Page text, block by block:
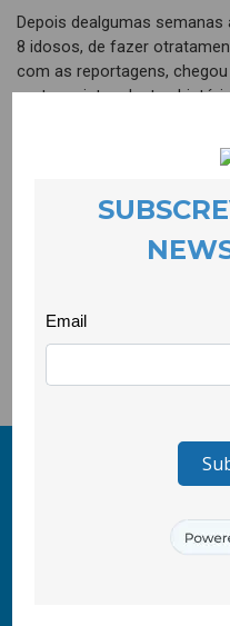
Depois dealgumas
8 idosos, de fazer
com as reportagens,
protagonistas destas
jovensenvolvidos nesta
Convívio e Apoio àTerceira
idosos que os receberam
sobretudo, proporcionar
testemunho naprimeira
convívio desta instituição
trabalhodesenvolvido por
Todos os direitos reservados